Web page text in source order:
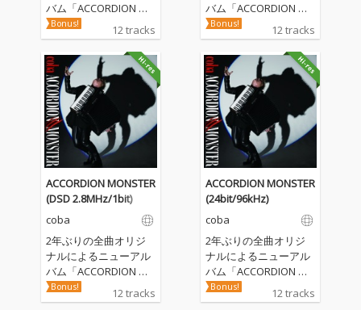
バム「ACCORDION MO
NSTER」発売決定！世
界を切り裂く叫びを聴
け！アコーディオンの
音の虜になった男、co
baの通算47作目のオリ
ジナルフルアルバム。
アコーディオンを美し
い白鳥にすると誓った
少年だったあの日からc
obaの心に住み続ける
アコーディオンモンス
ターは巨大化し、遂に
叫びを上げた！
Bonus! 12 tracks
バム「ACCORDION MO
NSTER」発売決定！世
界を切り裂く叫びを聴
け！アコーディオンの
音の虜になった男、co
baの通算47作目のオリ
ジナルフルアルバム。
アコーディオンを美し
い白鳥にすると誓った
少年だったあの日からc
obaの心に住み続ける
アコーディオンモンス
ターは巨大化し、遂に
叫びを上げた！
Bonus! 12 tracks
ACCORDION MONSTER
(DSD 2.8MHz/1bit)
coba
2年ぶりの全曲オリジ
ナルによるニューアル
バム「ACCORDION MO
NSTER」発売決定！世
界を切り裂く叫びを聴
Bonus! 12 tracks
ACCORDION MONSTER
(24bit/96kHz)
coba
2年ぶりの全曲オリジ
ナルによるニューアル
バム「ACCORDION MO
NSTER」発売決定！世
界を切り裂く叫びを聴
Bonus! 12 tracks